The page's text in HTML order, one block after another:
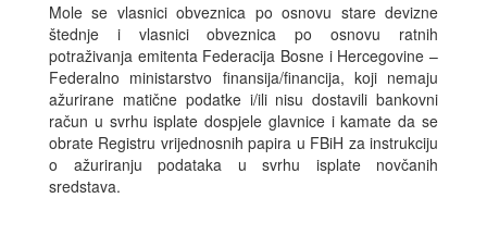
Mole se vlasnici obveznica po osnovu stare devizne
štednje i vlasnici obveznica po osnovu ratnih
potraživanja emitenta Federacija Bosne i Hercegovine –
Federalno ministarstvo finansija/financija, koji nemaju
ažurirane matične podatke i/ili nisu dostavili bankovni
račun u svrhu isplate dospjele glavnice i kamate da se
obrate Registru vrijednosnih papira u FBiH za instrukciju
o ažuriranju podataka u svrhu isplate novčanih
sredstava.